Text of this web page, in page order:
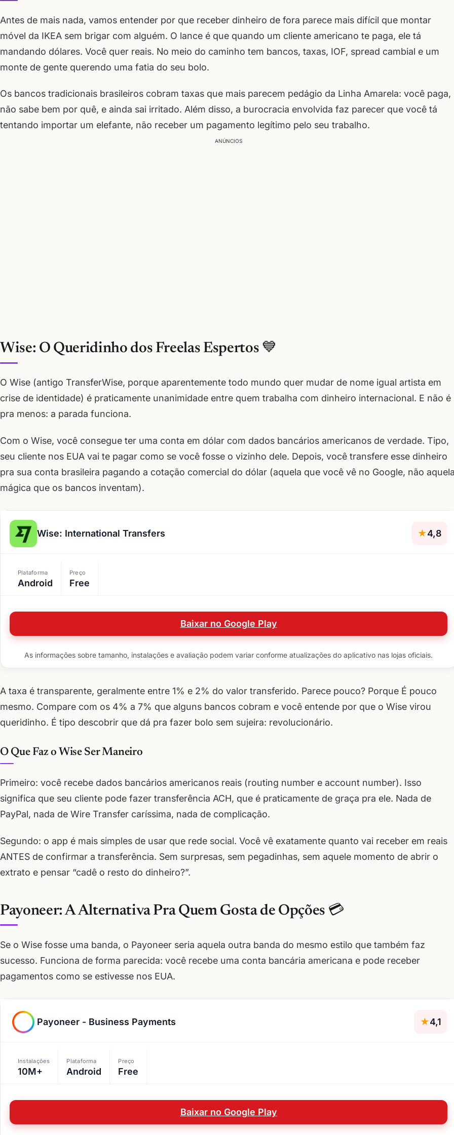
Antes de mais nada, vamos entender por que receber dinheiro de fora parece mais difícil que montar
móvel da IKEA sem brigar com alguém. O lance é que quando um cliente americano te paga, ele tá
mandando dólares. Você quer reais. No meio do caminho tem bancos, taxas, IOF, spread cambial e um
monte de gente querendo uma fatia do seu bolo.
Os bancos tradicionais brasileiros cobram taxas que mais parecem pedágio da Linha Amarela: você paga,
não sabe bem por quê, e ainda sai irritado. Além disso, a burocracia envolvida faz parecer que você tá
tentando importar um elefante, não receber um pagamento legítimo pelo seu trabalho.
ANÚNCIOS
Wise: O Queridinho dos Freelas Espertos 💙
O Wise (antigo TransferWise, porque aparentemente todo mundo quer mudar de nome igual artista em
crise de identidade) é praticamente unanimidade entre quem trabalha com dinheiro internacional. E não é
pra menos: a parada funciona.
Com o Wise, você consegue ter uma conta em dólar com dados bancários americanos de verdade. Tipo,
seu cliente nos EUA vai te pagar como se você fosse o vizinho dele. Depois, você transfere esse dinheiro
pra sua conta brasileira pagando a cotação comercial do dólar (aquela que você vê no Google, não
mágica que os bancos inventam).
Wise: International Transfers ★4,8
Plataforma
Android
Preço
Free
Baixar no Google Play
As informações sobre tamanho, instalações e avaliação podem variar conforme atualizações do aplicativo nas lojas oficiais.
A taxa é transparente, geralmente entre 1% e 2% do valor transferido. Parece pouco? Porque É pouco
mesmo. Compare com os 4% a 7% que alguns bancos cobram e você entende por que o Wise virou
queridinho. É tipo descobrir que dá pra fazer bolo sem sujeira: revolucionário.
O Que Faz o Wise Ser Maneiro
Primeiro: você recebe dados bancários americanos reais (routing number e account number). Isso
significa que seu cliente pode fazer transferência ACH, que é praticamente de graça pra ele. Nada de
PayPal, nada de Wire Transfer caríssima, nada de complicação.
Segundo: o app é mais simples de usar que rede social. Você vê exatamente quanto vai receber em reais
ANTES de confirmar a transferência. Sem surpresas, sem pegadinhas, sem aquele momento de abrir o
extrato e pensar “cadê o resto do dinheiro?”.
Payoneer: A Alternativa Pra Quem Gosta de Opções 💳
Se o Wise fosse uma banda, o Payoneer seria aquela outra banda do mesmo estilo que também faz
sucesso. Funciona de forma parecida: você recebe uma conta bancária americana e pode receber
pagamentos como se estivesse nos EUA.
Payoneer - Business Payments ★4,1
Instalações
10M+
Plataforma
Android
Preço
Free
Baixar no Google Play